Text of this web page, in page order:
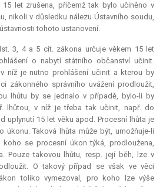
15 let zrušena, přičemž tak bylo učiněno v
nikoli v důsledku nálezu Ústavního soudu,
tohoto ustanovení.
3, 4 a 5 cit. zákona určuje věkem 15 let
o nabytí státního občanství učinit.
níž je nutno prohlášení učinit a kterou by
zákonného správního uvážení prodloužit,
lhůtu by se jednalo v případě, bylo-li by
lhůtou, v níž je třeba tak učinit, např. do
uplynutí 15 let věku apod. Procesní lhůta je
úkonu. Taková lhůta může být, umožňuje-li
se procesní úkon týká, prodloužena,
Pouze takovou lhůtu, resp. její běh, lze v
O takový případ se však ve věci
toliko vymezoval, pro koho lze výše